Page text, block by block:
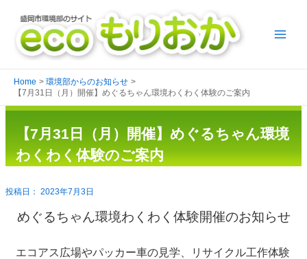
Home
環境部からのお知らせ
【7月31日（月）開催】めぐるちゃん環境わくわく体験のご案内
【7月31日（月）開催】めぐるちゃん環境
わくわく体験のご案内
2023年7月3日
めぐるちゃん環境わくわく体験開催のお知らせ
エコアス広場やパッカー車の見学、リサイクル工作体験